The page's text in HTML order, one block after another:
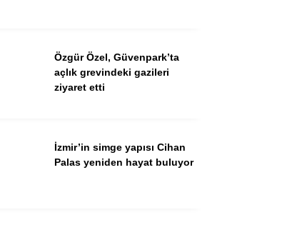
Özgür Özel, Güvenpark’ta
açlık grevindeki gazileri
ziyaret etti
İzmir’in simge yapısı Cihan
Palas yeniden hayat buluyor